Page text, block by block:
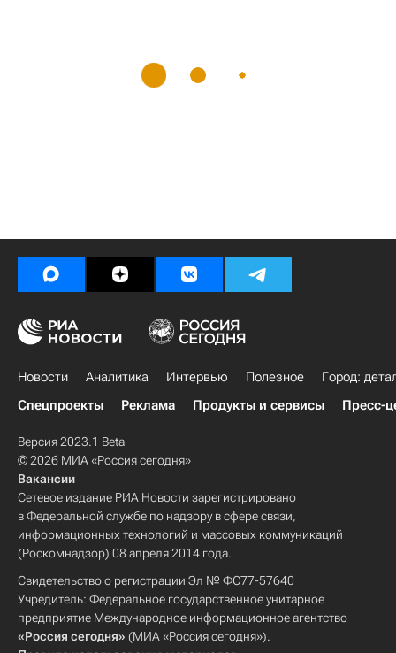
Новости Аналитика Интервью Полезное
Город:
Спецпроекты
Реклама Продукты и сервисы Пресс-
Версия 2023.1 Beta
© 2026 МИА «Россия сегодня»
Вакансии
Сетевое издание РИА Новости зарегистрировано
в Федеральной службе по надзору в сфере связи,
информационных технологий и массовых коммуникаций
(Роскомнадзор) 08 апреля 2014 года.
Свидетельство о регистрации Эл № ФС77-57640
Учредитель: Федеральное государственное унитарное
предприятие Международное информационное агентство
«Россия сегодня» (МИА «Россия сегодня»).